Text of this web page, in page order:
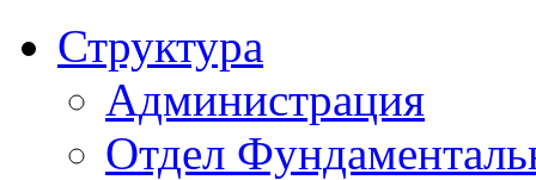
Структура
Администрация
Отдел